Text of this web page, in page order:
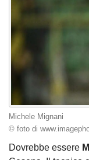
Michele Mignani
© foto di
Dovrebbe essere